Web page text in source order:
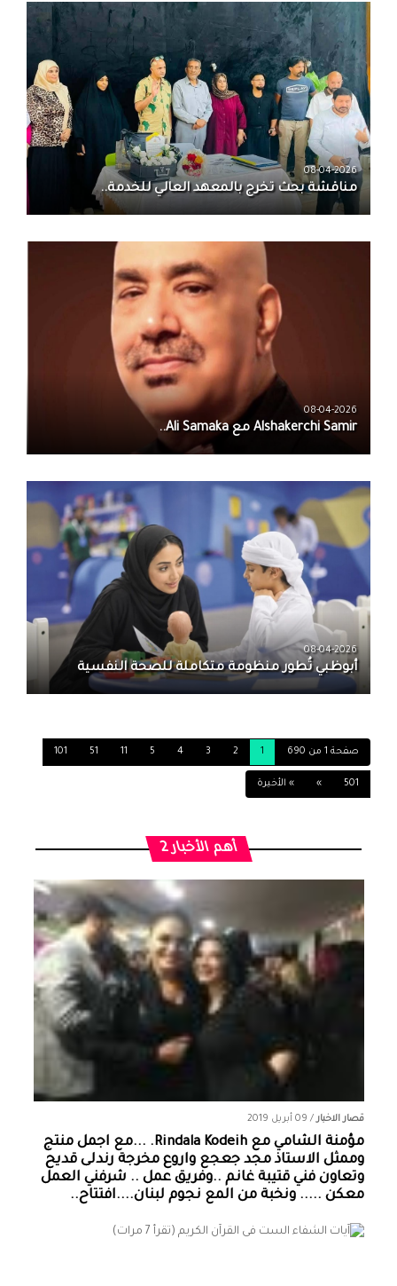
08-04-2026
مناقشة بحث تخرج بالمعهد العالي للخدمة..
08-04-2026
08-04-2026
أبوظبي تُطور منظومة متكاملة للصحة النفسية
صفحة 1 من 690 1
2
3
4
5
11
51
101
501
» » الأخيرة
أهم الأخبار 2
قصار الاخبار/ 09 أبريل 2019
مؤمنة الشامي‏ مع ‏‎Rindala Kodeih‎‏. ...مع اجمل منتج
وممثل الاستاذ مجد جعجع واروع مخرجة رندلى قديح
وتعاون فني قتيبة غانم ..وفريق عمل .. شرفني العمل
معكن ..... ونخبة من المع نجوم لبنان....افتتاح..